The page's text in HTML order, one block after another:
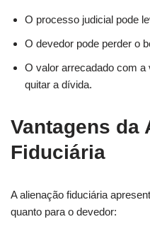
O processo judicial pode
O devedor pode perder o
O valor arrecadado com a
quitar a dívida.
Vantagens da
Fiduciária
A alienação fiduciária
quanto para o devedor: